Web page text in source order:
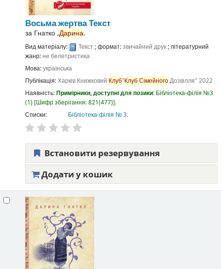
Восьма жертваТекст
за Гнатко ,Дарина.
Вид матеріалу: Текст; формат:звичайний друк; літературний
жанр:не белетристика
Мова:українська
Публікація:Харків Книжковий Клуб"КлубСімейногоДозвілля" 2022
Наявність:Примірники, доступні для позики: Бібліотека-філія №3
(1) Шифр зберігання:821(477) .
Списки:
Бібліотека-філія № 3.
Встановити резервування
Додати у кошик